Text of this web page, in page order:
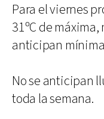
Para el viernes
31ºC de
anticipan mínima
No se anticipan
toda la semana.